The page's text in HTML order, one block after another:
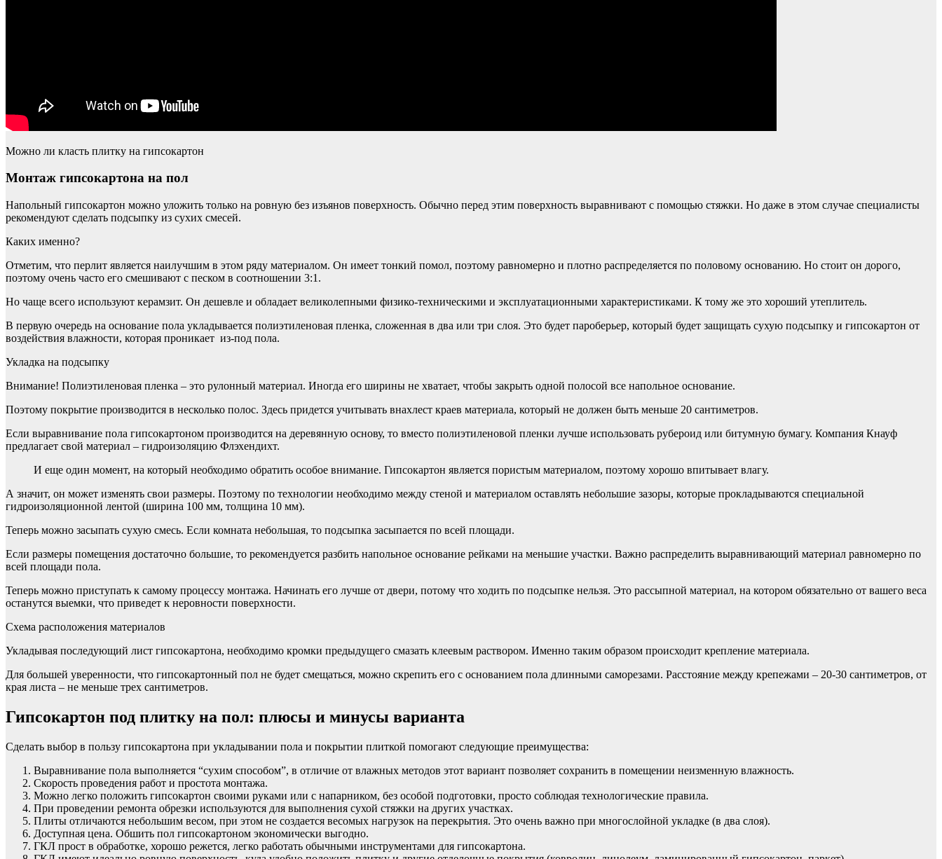
Можно ли класть плитку на гипсокартон
Монтаж гипсокартона на пол
Напольный гипсокартон можно уложить только на ровную без изъянов поверхность. Обычно перед этим поверхность выравнивают с помощью стяжки. Но даже в этом случае специалисты
рекомендуют сделать подсыпку из сухих смесей.
Каких именно?
Отметим, что перлит является наилучшим в этом ряду материалом. Он имеет тонкий помол, поэтому равномерно и плотно распределяется по половому основанию. Но стоит он дорого,
поэтому очень часто его смешивают с песком в соотношении 3:1.
Но чаще всего используют керамзит. Он дешевле и обладает великолепными физико-техническими и эксплуатационными характеристиками. К тому же это хороший утеплитель.
В первую очередь на основание пола укладывается полиэтиленовая пленка, сложенная в два или три слоя. Это будет пароберьер, который будет защищать сухую подсыпку и гипсокартон от
воздействия влажности, которая проникает из-под пола.
Укладка на подсыпку
Внимание! Полиэтиленовая пленка – это рулонный материал. Иногда его ширины не хватает, чтобы закрыть одной полосой все напольное основание.
Поэтому покрытие производится в несколько полос. Здесь придется учитывать внахлест краев материала, который не должен быть меньше 20 сантиметров.
Если выравнивание пола гипсокартоном производится на деревянную основу, то вместо полиэтиленовой пленки лучше использовать рубероид или битумную бумагу. Компания Кнауф
предлагает свой материал – гидроизоляцию Флэхендихт.
И еще один момент, на который необходимо обратить особое внимание. Гипсокартон является пористым материалом, поэтому хорошо впитывает влагу.
А значит, он может изменять свои размеры. Поэтому по технологии необходимо между стеной и материалом оставлять небольшие зазоры, которые прокладываются специальной
гидроизоляционной лентой (ширина 100 мм, толщина 10 мм).
Теперь можно засыпать сухую смесь. Если комната небольшая, то подсыпка засыпается по всей площади.
Если размеры помещения достаточно большие, то рекомендуется разбить напольное основание рейками на меньшие участки. Важно распределить выравнивающий материал равномерно по
всей площади пола.
Теперь можно приступать к самому процессу монтажа. Начинать его лучше от двери, потому что ходить по подсыпке нельзя. Это рассыпной материал, на котором обязательно от вашего веса
останутся выемки, что приведет к неровности поверхности.
Схема расположения материалов
Укладывая последующий лист гипсокартона, необходимо кромки предыдущего смазать клеевым раствором. Именно таким образом происходит крепление материала.
Для большей уверенности, что гипсокартонный пол не будет смещаться, можно скрепить его с основанием пола длинными саморезами. Расстояние между крепежами – 20-30 сантиметров, от
края листа – не меньше трех сантиметров.
Гипсокартон под плитку на пол: плюсы и минусы варианта
Сделать выбор в пользу гипсокартона при укладывании пола и покрытии плиткой помогают следующие преимущества:
Выравнивание пола выполняется “сухим способом”, в отличие от влажных методов этот вариант позволяет сохранить в помещении неизменную влажность.
Скорость проведения работ и простота монтажа.
Можно легко положить гипсокартон своими руками или с напарником, без особой подготовки, просто соблюдая технологические правила.
При проведении ремонта обрезки используются для выполнения сухой стяжки на других участках.
Плиты отличаются небольшим весом, при этом не создается весомых нагрузок на перекрытия. Это очень важно при многослойной укладке (в два слоя).
Доступная цена. Обшить пол гипсокартоном экономически выгодно.
ГКЛ прост в обработке, хорошо режется, легко работать обычными инструментами для гипсокартона.